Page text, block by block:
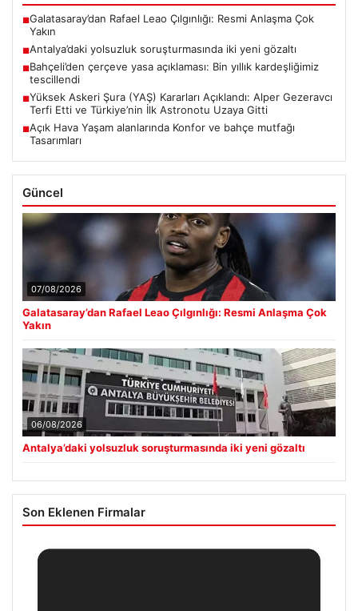
■Galatasaray’dan Rafael Leao Çılgınlığı: Resmi Anlaşma Çok
Yakın
■Antalya’daki yolsuzluk soruşturmasında iki yeni gözaltı
■Bahçeli’den çerçeve yasa açıklaması: Bin yıllık kardeşliğimiz
tescillendi
■Yüksek Askeri Şura (YAŞ) Kararları Açıklandı: Alper Gezeravcı
Terfi Etti ve Türkiye’nin İlk Astronotu Uzaya Gitti
■Açık Hava Yaşam alanlarında Konfor ve bahçe mutfağı
Tasarımları
Güncel
07/08/2026
Galatasaray’dan Rafael Leao Çılgınlığı: Resmi Anlaşma Çok
Yakın
06/08/2026
Antalya’daki yolsuzluk soruşturmasında iki yeni gözaltı
Son Eklenen Firmalar